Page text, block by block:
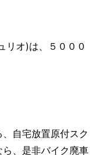
リオ)は、５０００
自宅放置原付スク
、是非バイク廃車